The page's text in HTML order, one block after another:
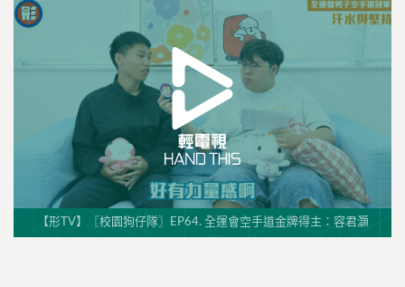
【形TV】〖校園狗仔隊〗EP64. 全運會空手道金牌得主：容君灝